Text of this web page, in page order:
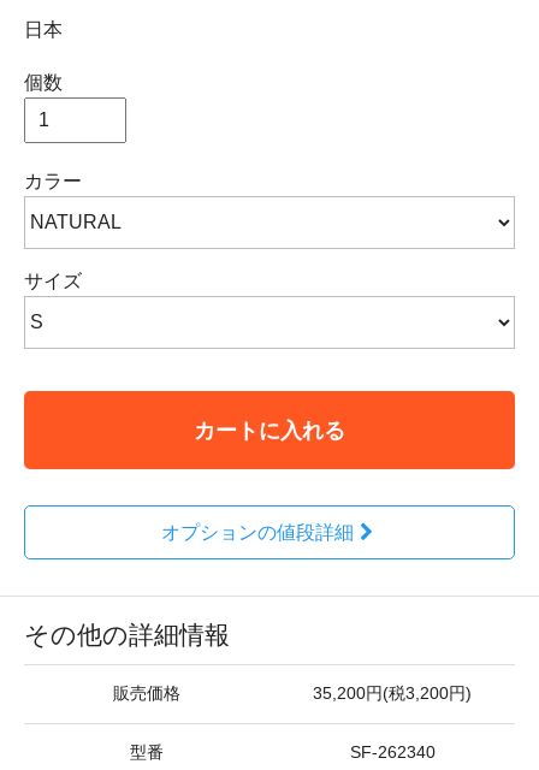
日本
個数
カラー
サイズ
カートに入れる
オプションの値段詳細
その他の詳細情報
販売価格 35,200円(税3,200円)
型番 SF-262340